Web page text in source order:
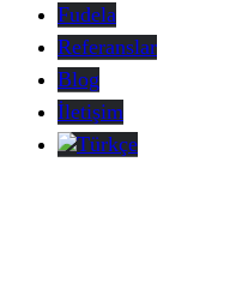
Fudela
Referanslar
Blog
İletişim
Türkçe